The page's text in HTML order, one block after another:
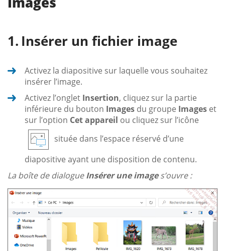
Insérer un fichier image
Activez la diapositive sur laquelle vous souhaitez
insérer l’image.
Activez l’onglet Insertion, cliquez sur la partie
inférieure du bouton Images du groupe Images et
sur l’option Cet appareil ou cliquez sur l’icône
située dans l’espace réservé d’une
diapositive ayant une disposition de contenu.
La boîte de dialogueInsérer une images’ouvre :